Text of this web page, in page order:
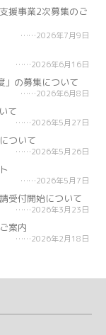
援事業2次募集のご
2026年7月9日
2026年6月16日
」の募集について
2026年6月8日
て
2026年5月27日
ついて
2026年5月26日
2026年5月7日
受付開始について
2026年3月23日
案内
2026年2月18日